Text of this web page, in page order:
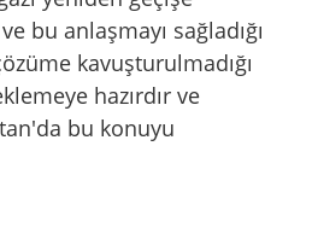
bu anlaşmayı sağladığı
kavuşturulmadığı
hazırdır ve
bu konuyu